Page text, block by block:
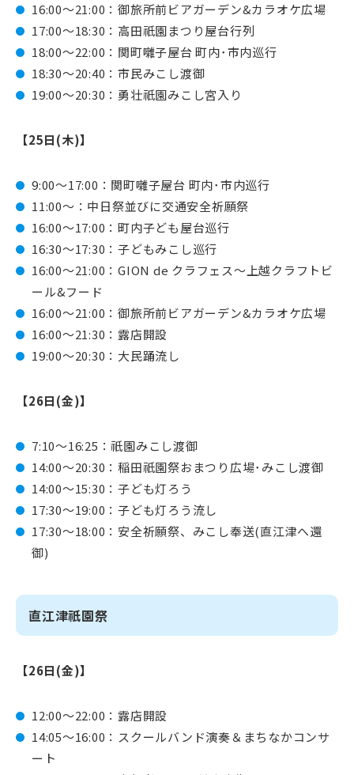
16:00～21:00：御旅所前ビアガーデン&カラオケ広場
17:00～18:30：高田祇園まつり屋台行列
18:00～22:00：関町囃子屋台 町内･市内巡行
18:30～20:40：市民みこし渡御
19:00～20:30：勇壮祇園みこし宮入り
【25日(木)】
9:00～17:00：関町囃子屋台 町内･市内巡行
11:00～：中日祭並びに交通安全祈願祭
16:00～17:00：町内子ども屋台巡行
16:30～17:30：子どもみこし巡行
16:00～21:00：GION de クラフェス～上越クラフトビ
ール&フード
16:00～21:00：御旅所前ビアガーデン&カラオケ広場
16:00～21:30：露店開設
19:00～20:30：大民踊流し
【26日(金)】
7:10～16:25：祇園みこし渡御
14:00～20:30：稲田祇園祭おまつり広場･みこし渡御
14:00～15:30：子ども灯ろう
17:30～19:00：子ども灯ろう流し
17:30～18:00：安全祈願祭、みこし奉送(直江津へ還
御)
直江津祇園祭
【26日(金)】
12:00～22:00：露店開設
14:05～16:00：スクールバンド演奏＆まちなかコンサ
ート